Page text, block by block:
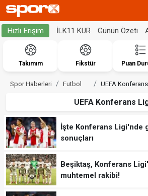
Hızlı Erişim İLK11 KUR Günün Özeti
Takımım Fikstür Puan
Spor Haberleri Futbol UEFA
UEFA Konferans
İşte Konferans Ligi'nde
sonuçları
Beşiktaş, Konferans
muhtemel rakibi!